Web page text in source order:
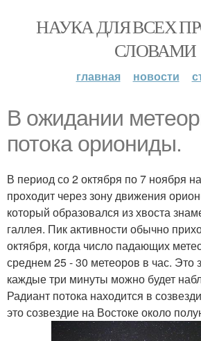
НАУКА ДЛЯ ВСЕХ
СЛОВАМИ
главная новости
В ожидании
потока ориониды.
В период со 2 октября по 7 ноября
проходит через зону движения
который образовался из хвоста
галлея. Пик активности обычно
октября, когда число падающих
среднем 25 - 30 метеоров в час. Это
каждые три минуты можно будет
Радиант потока находится в
это созвездие на Востоке около